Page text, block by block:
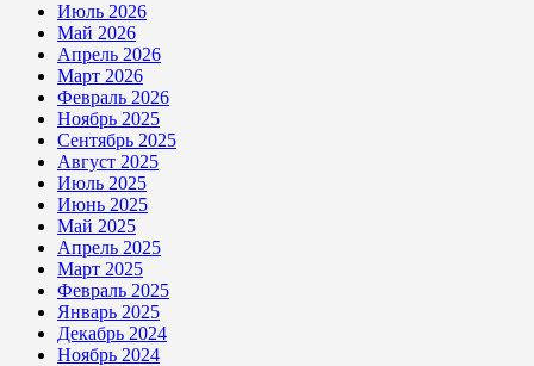
Июль 2026
Май 2026
Апрель 2026
Март 2026
Февраль 2026
Ноябрь 2025
Сентябрь 2025
Август 2025
Июль 2025
Июнь 2025
Май 2025
Апрель 2025
Март 2025
Февраль 2025
Январь 2025
Декабрь 2024
Ноябрь 2024